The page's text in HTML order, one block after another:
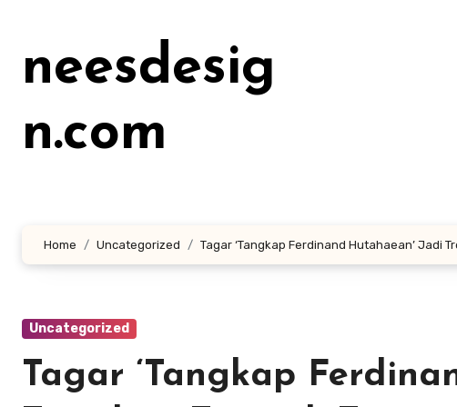
kontenneesdesig
n.com
Home Uncategorized Tagar ‘Tangkap Ferdinand Hutahaean’ Jadi
Uncategorized
Tagar ‘Tangkap